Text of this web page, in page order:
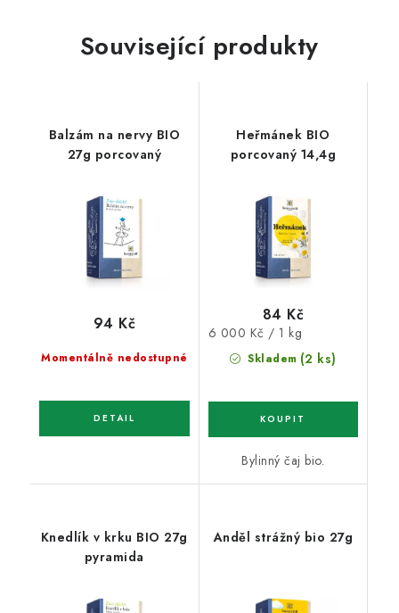
Související produkty
Balzám na nervy BIO
27g porcovaný
Momentálně nedostupné
94 Kč
Heřmánek BIO
porcovaný 14,4g
Skladem (2 ks)
84 Kč
Měrná
cena:
6 000 Kč / 1 kg
Bylinný čaj bio.
Knedlík v krku BIO 27g
pyramida
Anděl strážný bio 27g